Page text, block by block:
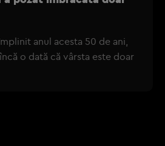
anul acesta 50 de ani,
o dată că vârsta este doar